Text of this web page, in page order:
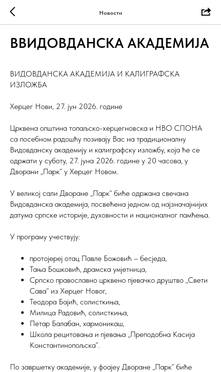
Новости
ВВИДОВДАНСКА АКАДЕМИЈА
ВИДОВДАНСКА АКАДЕМИЈА И КАЛИГРАФСКА
ИЗЛОЖБА
Херцег Нови, 27. јун 2026. године
Црквена општина топаљско-херцегновска и НВО СПОНА
са посебном радошћу позивају Вас на традиционалну
Видовданску академију и калиграфску изложбу, која ће се
одржати у суботу, 27. јуна 2026. године у 20 часова, у
Дворани „Парк“ у Херцег Новом.
У великој сали Дворане „Парк“ биће одржана свечана
Видовданска академија, посвећена једном од најзначајнијих
датума српске историје, духовности и националног памћења.
У програму учествују:
протојереј отац Павле Божовић – бесједа,
Тања Бошковић, драмска умјетница,
Српско православно црквено пјевачко друштво „Свети
Сава“ из Херцег Новог,
Теодора Бајић, солисткиња,
Милица Радовић, солисткиња,
Петар Балабан, хармоникаш,
Школа рецитовања и пјевања „Преподобна Касија
Константинопољска“.
По завршетку академије, у фоајеу Дворане „Парк“ биће